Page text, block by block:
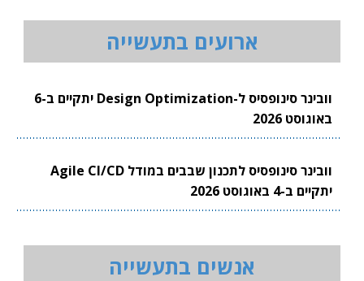
ארועים בתעשייה
וובינר סינופסיס ל-Design Optimization יתקיים ב-6
באוגוסט 2026
וובינר סינופסיס לתכנון שבבים במודל Agile CI/CD
יתקיים ב-4 באוגוסט 2026
אנשים בתעשייה